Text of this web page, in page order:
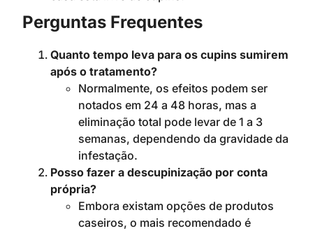
Perguntas Frequentes
Quanto tempo leva para os cupins sumirem
após o tratamento?
Normalmente, os efeitos podem ser
notados em 24 a 48 horas, mas a
eliminação total pode levar de 1 a 3
semanas, dependendo da gravidade da
infestação.
Posso fazer a descupinização por conta
própria?
Embora existam opções de produtos
caseiros, o mais recomendado é